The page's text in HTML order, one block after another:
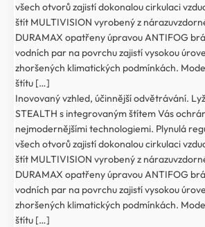
všech otvorů zajistí dokonalou cirkulaci
štít MULTIVISION vyrobený z
DURAMAX opatřeny úpravou ANTIFOG
vodních par na povrchu zajistí vysokou
zhoršených klimatických podmínkách.
štítu […]
Inovovaný vzhled, účinnější odvětrávání.
STEALTH s integrovaným štítem Vás
nejmodernějšími technologiemi. Plynulá
všech otvorů zajistí dokonalou cirkulaci
štít MULTIVISION vyrobený z
DURAMAX opatřeny úpravou ANTIFOG
vodních par na povrchu zajistí vysokou
zhoršených klimatických podmínkách.
štítu […]